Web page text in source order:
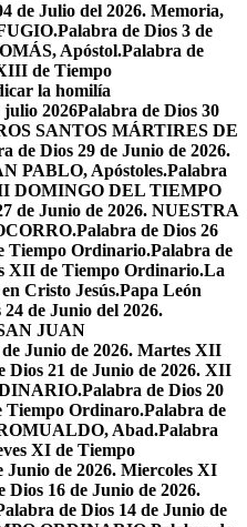
de Julio del 2026. Memoria,
Palabra de Dios 3 de
Apóstol.Palabra de
de Tiempo
la homilía
julio 2026Palabra de Dios 30
SANTOS MÁRTIRES DE
de Dios 29 de Junio de 2026.
PABLO, Apóstoles.Palabra
DOMINGO DEL TIEMPO
de Junio de 2026. NUESTRA
Palabra de Dios 26
Tiempo Ordinario.Palabra de
XII de Tiempo Ordinario.La
Cristo Jesús.Papa León
de Junio del 2026.
JUAN
Junio de 2026. Martes XII
Dios 21 de Junio de 2026. XII
Palabra de Dios 20
Tiempo Ordinaro.Palabra de
Abad.Palabra
XI de Tiempo
Junio de 2026. Miercoles XI
Dios 16 de Junio de 2026.
de Dios 14 de Junio de